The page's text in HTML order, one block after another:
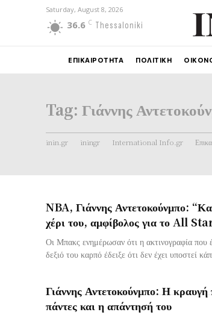
Saturday, August 8, 2026
36.6 C Thessaloniki
ΕΠΙΚΑΙΡΟΤΗΤΑ ΠΟΛΙΤΙΚΗ
Tag: Γιάννης
inin.gr iningr International Info.gr
NBA, Γιάννης Αντετοκούνμπο:
χέρι του, αμφίβολος για το All
Οι Μπακς ενημέρωσαν ότι η ακτινογραφία που
δεξιό του καρπό έδειξε ότι δεν έχει υποστεί
Γιάννης Αντετοκούνμπο: Η
πάντες και η απάντησή του